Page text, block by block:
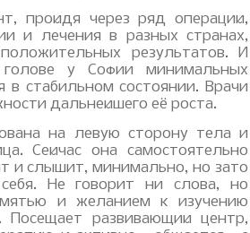
пройдя через ряд операций,
и лечения в разных странах,
результатов. И
у Софии минимальных
в стабильном состоянии. Врачи
дальнейшего её роста.
на левую сторону тела и
Сейчас она самостоятельно
и слышит, минимально, но зато
Не говорит ни слова, но
и желанием к изучению
развивающий центр,